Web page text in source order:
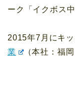
ーク「イクボス
2015年7月にキ
業
（本社：福